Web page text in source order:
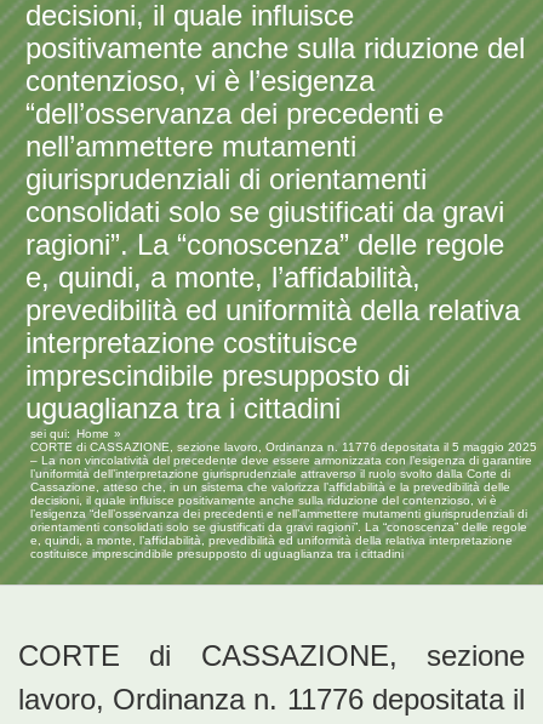
decisioni, il quale influisce
positivamente anche sulla riduzione del
contenzioso, vi è l’esigenza
“dell’osservanza dei precedenti e
nell’ammettere mutamenti
giurisprudenziali di orientamenti
consolidati solo se giustificati da gravi
ragioni”. La “conoscenza” delle regole
e, quindi, a monte, l’affidabilità,
prevedibilità ed uniformità della relativa
interpretazione costituisce
imprescindibile presupposto di
uguaglianza tra i cittadini
sei qui:
Home
CORTE di CASSAZIONE, sezione lavoro, Ordinanza n. 11776 depositata il 5 maggio 2025
– La non vincolatività del precedente deve essere armonizzata con l’esigenza di garantire
l’uniformità dell’interpretazione giurisprudenziale attraverso il ruolo svolto dalla Corte di
Cassazione, atteso che, in un sistema che valorizza l’affidabilità e la prevedibilità delle
decisioni, il quale influisce positivamente anche sulla riduzione del contenzioso, vi è
l’esigenza “dell’osservanza dei precedenti e nell’ammettere mutamenti giurisprudenziali di
orientamenti consolidati solo se giustificati da gravi ragioni”. La “conoscenza” delle regole
e, quindi, a monte, l’affidabilità, prevedibilità ed uniformità della relativa interpretazione
costituisce imprescindibile presupposto di uguaglianza tra i cittadini
CORTE di CASSAZIONE, sezione
lavoro, Ordinanza n. 11776 depositata il